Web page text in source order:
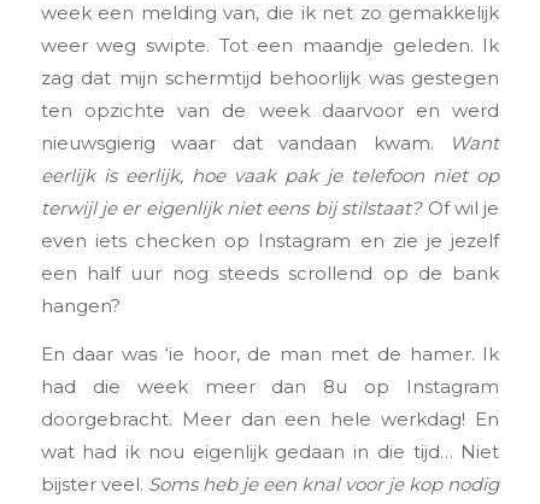
week een melding van, die ik net zo gemakkelijk
weer weg swipte. Tot een maandje geleden. Ik
zag dat mijn schermtijd behoorlijk was gestegen
ten opzichte van de week daarvoor en werd
nieuwsgierig waar dat vandaan kwam.
Want
eerlijk is eerlijk, hoe vaak pak je telefoon niet op
terwijl je er eigenlijk niet eens bij stilstaat?Of wil je
even iets checken op Instagram en zie je jezelf
een half uur nog steeds scrollend op de bank
hangen?
En daar was ‘ie hoor, de man met de hamer. Ik
had die week meer dan 8u op Instagram
doorgebracht. Meer dan een hele werkdag! En
wat had ik nou eigenlijk gedaan in die tijd… Niet
bijster veel. Soms heb je een knal voor je kop nodig